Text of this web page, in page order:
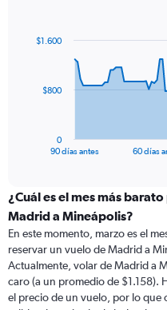
data
The
categories.
Range:
categories.
The
chart
has
1
90 días antes 60 días
0
$800
$1.600
¿Cuál es el mes más
Madrid a Mineápolis?
En este momento, marzo es el
reservar un vuelo de Madrid a
Actualmente, volar de Madrid a
caro (a un promedio de $1.158).
el precio de un vuelo, por lo que